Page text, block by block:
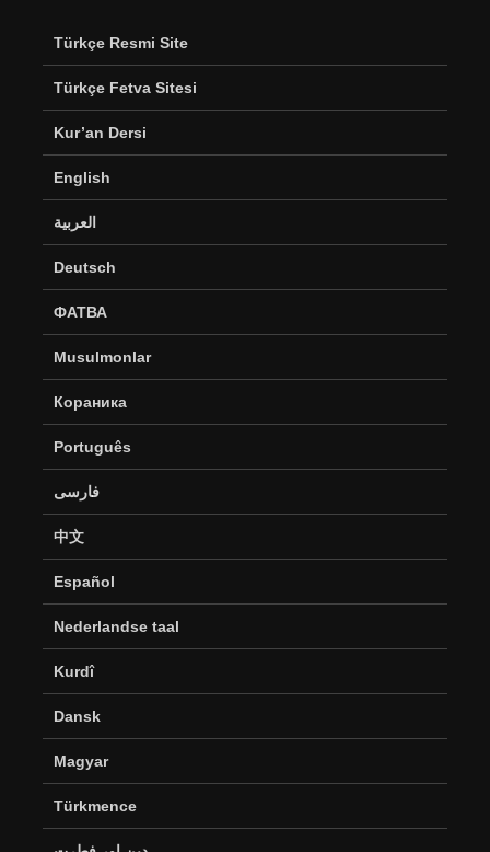
Türkçe Resmi Site
Türkçe Fetva Sitesi
Kur’an Dersi
English
العربية
Deutsch
ФАТВА
Musulmonlar
Кораника
Português
فارسی
中文
Español
Nederlandse taal
Kurdî
Dansk
Magyar
Türkmence